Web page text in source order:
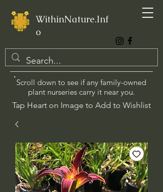
WithinNature.Inf
o
Scroll down to see if any family-owned
plant nurseries carry it near you.
Tap Heart on Image to Add to Wishlist